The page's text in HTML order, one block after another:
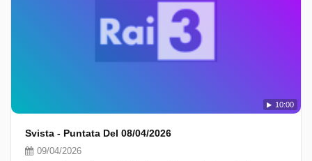
10:00
Svista - Puntata Del 08/04/2026
09/04/2026